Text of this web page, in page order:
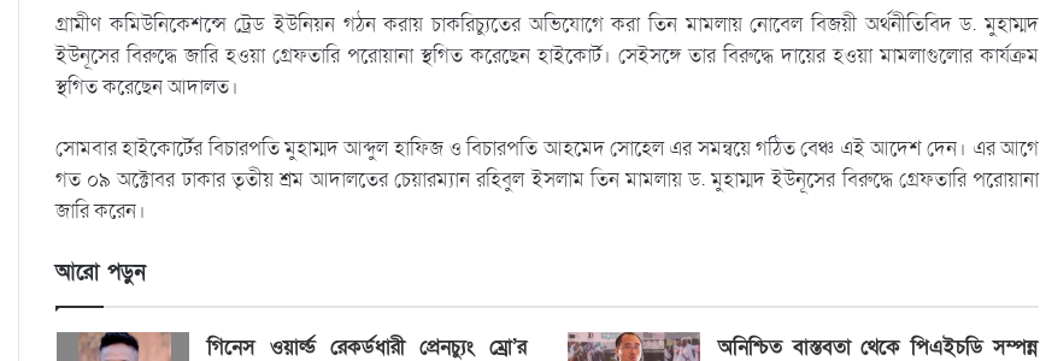
গ্রামীণ কমিউনিকেশন্সে ট্রেড ইউনিয়ন গঠন করায় চাকরিচ্যুতের অভিযোগে করা তিন মামলায় নোবেল বিজয়ী অর্থনীতিবিদ ড. মুহাম্মদ
ইউনূসের বিরুদ্ধে জারি হওয়া গ্রেফতারি পরোয়ানা স্থগিত করেছেন হাইকোর্ট। সেইসঙ্গে তার বিরুদ্ধে দায়ের হওয়া মামলাগুলোর কার্যক্রম
স্থগিত করেছেন আদালত।
সোমবার হাইকোর্টের বিচারপতি মুহাম্মদ আব্দুল হাফিজ ও বিচারপতি আহমেদ সোহেল এর সমন্বয়ে গঠিত বেঞ্চ এই আদেশ দেন। এর আগে
গত ০৯ অক্টোবর ঢাকার তৃতীয় শ্রম আদালতের চেয়ারম্যান রহিবুল ইসলাম তিন মামলায় ড. মুহাম্মদ ইউনূসের বিরুদ্ধে গ্রেফতারি পরোয়ানা
জারি করেন।
আরো পড়ুন
গিনেস ওয়ার্ল্ড রেকর্ডধারী প্রেনচ্যুং ম্রো’র
অনিশ্চিত বাস্তবতা থেকে পিএইচডি সম্পন্ন